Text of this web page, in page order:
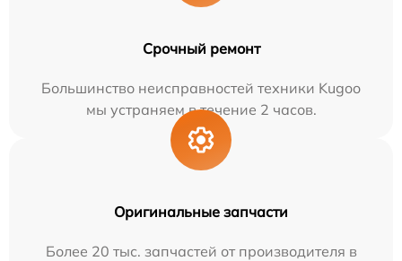
Срочный ремонт
Большинство неисправностей техники Kugoo
мы устраняем в течение 2 часов.
Оригинальные запчасти
Более 20 тыс. запчастей от производителя в